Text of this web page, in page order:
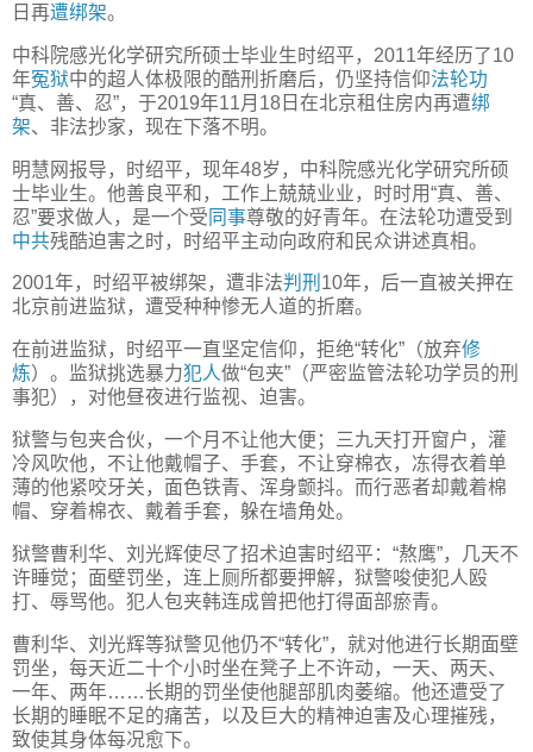
日再遭绑架。
中科院感光化学研究所硕士毕业生时绍平，2011年经历了10
年冤狱中的超人体极限的酷刑折磨后，仍坚持信仰法轮功
“真、善、忍”，于2019年11月18日在北京租住房内再遭绑
架、非法抄家，现在下落不明。
明慧网报导，时绍平，现年48岁，中科院感光化学研究所硕
士毕业生。他善良平和，工作上兢兢业业，时时用“真、善、
忍”要求做人，是一个受 同事尊敬的好青年。在法轮功遭受到
中共残酷迫害之时，时绍平主动向政府和民众讲述真相。
2001年，时绍平被绑架，遭非法判刑 10年，后一直被关押在
北京前进监狱，遭受种种惨无人道的折磨。
在前进监狱，时绍平一直坚定信仰，拒绝“转化”（放弃修
炼）。监狱挑选暴力犯人做“包夹”（严密监管法轮功学员的刑
事犯），对他昼夜进行监视、迫害。
狱警与包夹合伙，一个月不让他大便；三九天打开窗户，灌
冷风吹他，不让他戴帽子、手套，不让穿棉衣，冻得衣着单
薄的他紧咬牙关，面色铁青、浑身颤抖。而行恶者却戴着棉
帽、穿着棉衣、戴着手套，躲在墙角处。
狱警曹利华、刘光辉使尽了招术迫害时绍平：“熬鹰”，几天不
许睡觉；面壁罚坐，连上厕所都要押解，狱警唆使犯人殴
打、辱骂他。犯人包夹韩连成曾把他打得面部瘀青。
曹利华、刘光辉等狱警见他仍不“转化”，就对他进行长期面壁
罚坐，每天近二十个小时坐在凳子上不许动，一天、两天、
一年、两年……长期的罚坐使他腿部肌肉萎缩。他还遭受了
长期的睡眠不足的痛苦，以及巨大的精神迫害及心理摧残，
致使其身体每况愈下。